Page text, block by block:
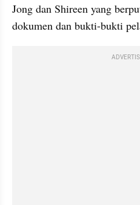
Jong dan Shireen yang
dokumen dan bukti-bukti